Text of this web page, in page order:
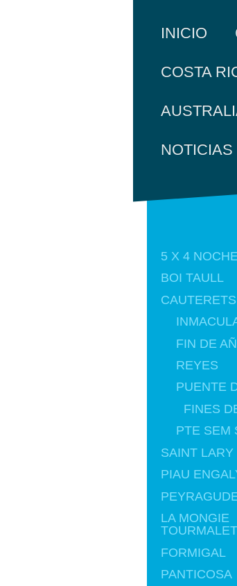
INICIO
COSTA
NOTICIAS
5 X 4
BOI TAULL
CAUTERETS
FIN DE
REYES
PUENTE
FINES
PTE SEM
SAINT LARY
PIAU
LA MONGIE
TOURMALET
FORMIGAL
PANTICOSA